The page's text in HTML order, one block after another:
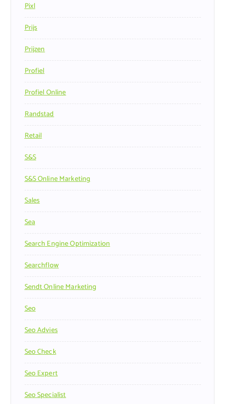
Pixl
Prijs
Prijzen
Profiel
Profiel Online
Randstad
Retail
S&s
S&s Online Marketing
Sales
Sea
Search Engine Optimization
Searchflow
Sendt Online Marketing
Seo
Seo Advies
Seo Check
Seo Expert
Seo Specialist